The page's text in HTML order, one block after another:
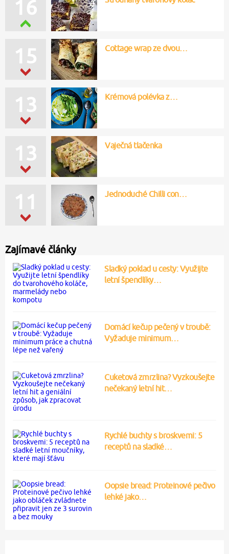
13 Krémová polévka z…
15 Cottage wrap ze dvou…
13 Vaječná tlačenka
11 Jednoduché Chilli con…
16
Zajímavé články
Sladký poklad u cesty: Využijte
letní špendlíky…
Domácí kečup pečený v troubě:
Vyžaduje minimum…
Cuketová zmrzlina? Vyzkoušejte
nečekaný letní hit…
Rychlé buchty s broskvemi: 5
receptů na sladké…
Oopsie bread: Proteinové pečivo
lehké jako…